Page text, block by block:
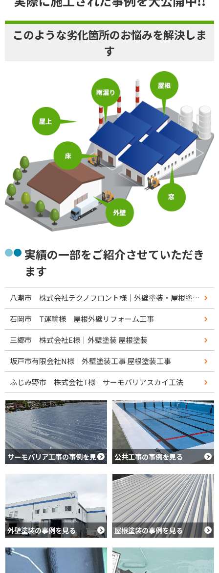
このような劣化箇所のお悩みを解決しま
す
実績の一部をご紹介させていただき
ます
八潮市 株式会社テクノフロント様｜外壁塗装・屋根塗装リフォーム工事
石岡市 T運輸様 屋根外壁リフォーム工事
三郷市 株式会社E様｜外壁塗装 屋根塗装
坂戸市有限会社N様｜外壁塗装工事 屋根塗装工事
ふじみ野市 株式会社T様｜サーモバリアスカイ工法
サーモバリア工事の事例を見る 公共工事の事例を見る
外壁塗装の事例を見る 屋根塗装の事例を見る